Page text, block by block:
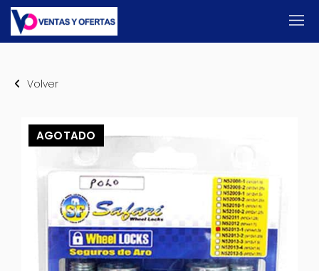
Volver
AGOTADO